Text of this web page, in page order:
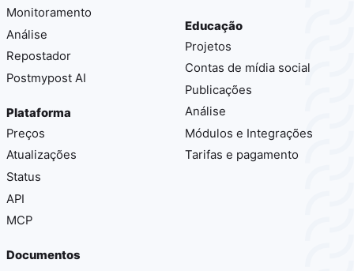
Monitoramento
Análise
Repostador
Postmypost AI
Plataforma
Preços
Atualizações
Status
API
MCP
Educação
Projetos
Contas de mídia social
Publicações
Análise
Módulos e Integrações
Tarifas e pagamento
Documentos